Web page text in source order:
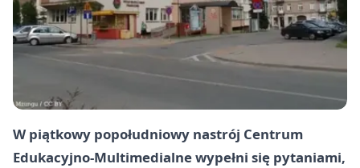
W piątkowy popołudniowy nastrój Centrum
Edukacyjno‑Multimedialne wypełni się pytaniami,